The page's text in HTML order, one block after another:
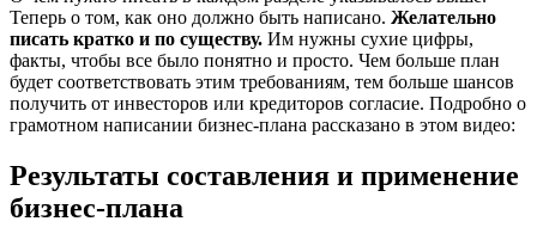
Теперь о том, как оно должно быть написано. Желательно
писать кратко и по существу. Им нужны сухие цифры,
факты, чтобы все было понятно и просто. Чем больше план
будет соответствовать этим требованиям, тем больше шансов
получить от инвесторов или кредиторов согласие. Подробно о
грамотном написании бизнес-плана рассказано в этом видео:
Результаты составления и применение
бизнес-плана